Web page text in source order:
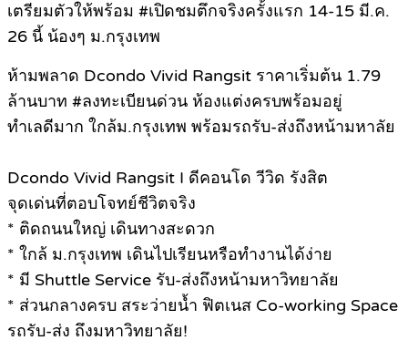
เตรียมตัวให้พร้อม #เปิดชมตึกจริงครั้งแรก 14-15 มี.ค.
26 นี้ น้องๆ ม.กรุงเทพ
ห้ามพลาด Dcondo Vivid Rangsit ราคาเริ่มต้น 1.79
ล้านบาท #ลงทะเบียนด่วน ห้องแต่งครบพร้อมอยู่
ทำเลดีมาก ใกล้ม.กรุงเทพ พร้อมรถรับ-ส่งถึงหน้ามหาลัย
Dcondo Vivid Rangsit I ดีคอนโด วีวิด รังสิต
จุดเด่นที่ตอบโจทย์ชีวิตจริง
* ติดถนนใหญ่ เดินทางสะดวก
* ใกล้ ม.กรุงเทพ เดินไปเรียนหรือทำงานได้ง่าย
* มี Shuttle Service รับ-ส่งถึงหน้ามหาวิทยาลัย
* ส่วนกลางครบ สระว่ายน้ำ ฟิตเนส Co-working Space
รถรับ-ส่ง ถึงมหาวิทยาลัย!